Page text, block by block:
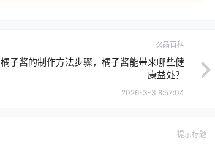
农品百科
橘子酱的制作方法步骤，橘子酱能带来哪些健
康益处？
2026-3-3 8:57:04
提示标题